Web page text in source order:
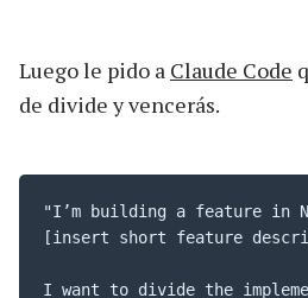
Luego le pido a Claude Code
de divide y vencerás.
"I’m building a feature in
[insert short feature
I want to divide the